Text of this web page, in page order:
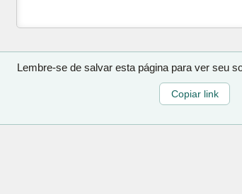
Lembre-se de salvar esta página para ver seu
Copiar link